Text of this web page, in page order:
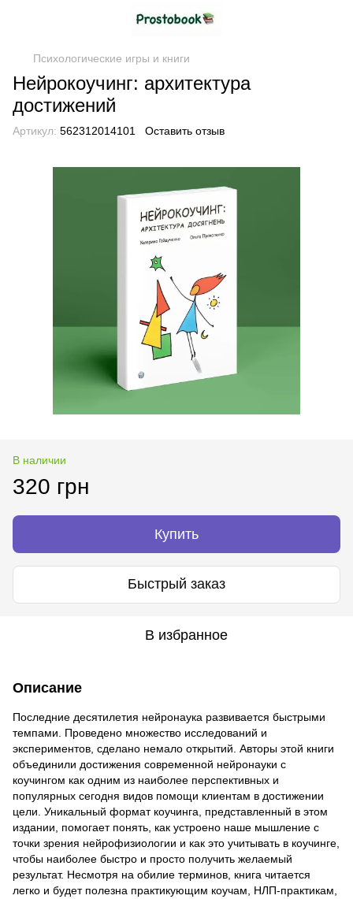
Психологические игры и книги
Нейрокоучинг: архитектура
достижений
Артикул: 562312014101 Оставить отзыв
В наличии
320 грн
Купить
Быстрый заказ
В избранное
Описание
Последние десятилетия нейронаука развивается быстрыми
темпами. Проведено множество исследований и
экспериментов, сделано немало открытий. Авторы этой книги
объединили достижения современной нейронауки с
коучингом как одним из наиболее перспективных и
популярных сегодня видов помощи клиентам в достижении
цели. Уникальный формат коучинга, представленный в этом
издании, помогает понять, как устроено наше мышление с
точки зрения нейрофизиологии и как это учитывать в коучинге,
чтобы наиболее быстро и просто получить желаемый
результат. Несмотря на обилие терминов, книга читается
легко и будет полезна практикующим коучам, НЛП-практикам,